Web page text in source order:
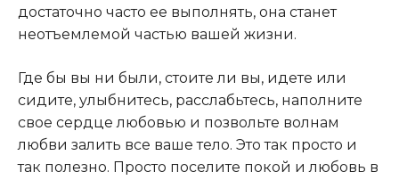
достаточно часто ее выполнять, она станет
неотъемлемой частью вашей жизни.
Где бы вы ни были, стоите ли вы, идете или
сидите, улыбнитесь, расслабьтесь, наполните
свое сердце любовью и позвольте волнам
любви залить все ваше тело. Это так просто и
так полезно. Просто поселите покой и любовь в